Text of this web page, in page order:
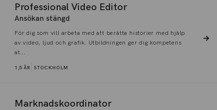
Professional Video Editor
Ansökan stängd
För dig som vill arbeta med att berätta historier med hjälp
av video, ljud och grafik. Utbildningen ger dig kompetens
at...
1,5 ÅR STOCKHOLM
Marknadskoordinator